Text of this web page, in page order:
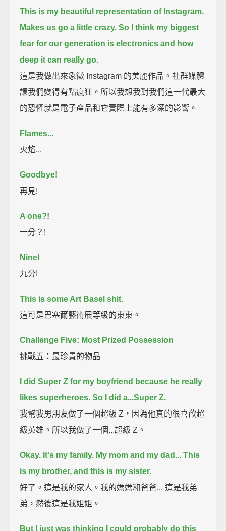
This is my beautiful representation of Instagram.
Makes us go a little crazy. So I think my biggest
fear for our generation is electronics and how
deep it can really go.
這是我做出來象徵 Instagram 的美麗作品。社群媒體
讓我們變得有點瘋狂。所以我想我對我們這一代最大
的恐懼就是電子產品和它實際上能有多深的影響。
Flames...
火焰...
Goodbye!
再見!
A one?!
一分？!
Nine!
九分!
This is some Art Basel shit.
這可是巴塞爾藝術展等級的東東。
Challenge Five: Most Prized Possession
挑戰五：最珍貴的物品
I did Super Z for my boyfriend because he really
likes superheroes. So I did a...Super Z.
我幫我男朋友做了一個超級 Z，因為他真的很喜歡超
級英雄。所以我做了一個...超級 Z。
Okay. It's my family. My mom and my dad... This
is my brother, and this is my sister.
好了。這是我的家人。我的媽媽和爸爸... 這是我弟
弟，然後這是我姐姐。
But I just was thinking I could probably do this